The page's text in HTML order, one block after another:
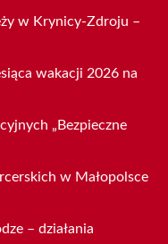
w Krynicy-Zdroju –
wakacji 2026 na
„Bezpieczne
w Małopolsce
– działania